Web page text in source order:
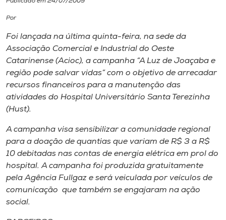
Cultura
CPA
Biblioteca
Editora
Rádio
Museu
Por
Foi lançada na última quinta-feira, na sede da
Associação Comercial e Industrial do Oeste
Catarinense (Acioc), a campanha “A Luz de Joaçaba e
região pode salvar vidas” com o objetivo de arrecadar
recursos financeiros para a manutenção das
atividades do Hospital Universitário Santa Terezinha
(Hust).
A campanha visa sensibilizar a comunidade regional
para a doação de quantias que variam de R$ 3 a R$
10 debitadas nas contas de energia elétrica em prol do
hospital. A campanha foi produzida gratuitamente
pela Agência Fullgaz e será veiculada por veículos de
comunicação que também se engajaram na ação
social.